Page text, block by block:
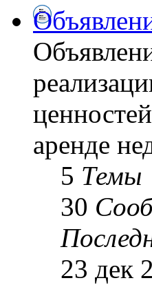
аренде
5 Темы
30
23 дек